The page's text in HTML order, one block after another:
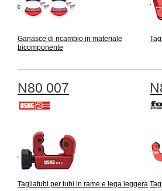
Ganasce di ricambio in materiale
bicomponente
N80 007
Tagliatubi per tubi in rame e lega leggera